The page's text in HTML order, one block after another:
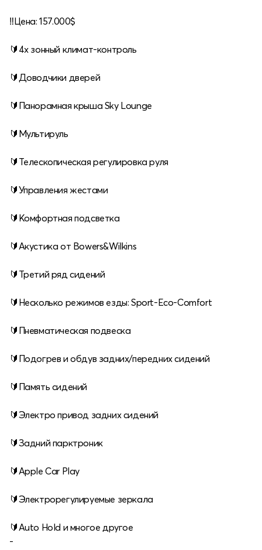
‼️Цена: 157.000$
🔰4х зонный климат-контроль
🔰Доводчики дверей
🔰Панорамная крыша Sky Lounge
🔰Мультируль
🔰Телескопическая регулировка руля
🔰Управления жестами
🔰Комфортная подсветка
🔰Акустика от Bowers&Wilkins
🔰Третий ряд сидений
🔰Несколько режимов езды: Sport-Eco-Comfort
🔰Пневматическая подвеска
🔰Подогрев и обдув задних/передних сидений
🔰Память сидений
🔰Электро привод задних сидений
🔰Задний парктроник
🔰Apple Car Play
🔰Электрорегулируемые зеркала
🔰Auto Hold и многое другое
-